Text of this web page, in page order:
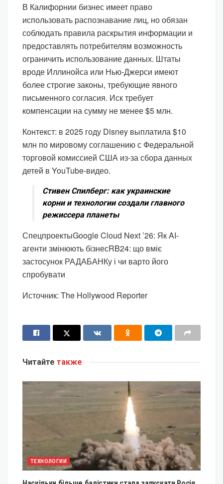
В Калифорнии бизнес имеет право
использовать распознавание лиц, но обязан
соблюдать правила раскрытия информации и
предоставлять потребителям возможность
ограничить использование данных. Штаты
вроде Иллинойса или Нью-Джерси имеют
более строгие законы, требующие явного
письменного согласия. Иск требует
компенсации на сумму не менее $5 млн.
Контекст: в 2025 году Disney выплатила $10
млн по мировому соглашению с Федеральной
торговой комиссией США из-за сбора данных
детей в YouTube-видео.
Стивен Спилберг: как украинские
корни и технологии создали главного
режиссера планеты
СпецпроектыGoogle Cloud Next ’26: Як AI-
агенти змінюють бізнесRB24: що вміє
застосунок РАДАБАНКу і чи варто його
спробувати
Источник: The Hollywood Reporter
Читайте также
ТЕХНОЛОГИИ